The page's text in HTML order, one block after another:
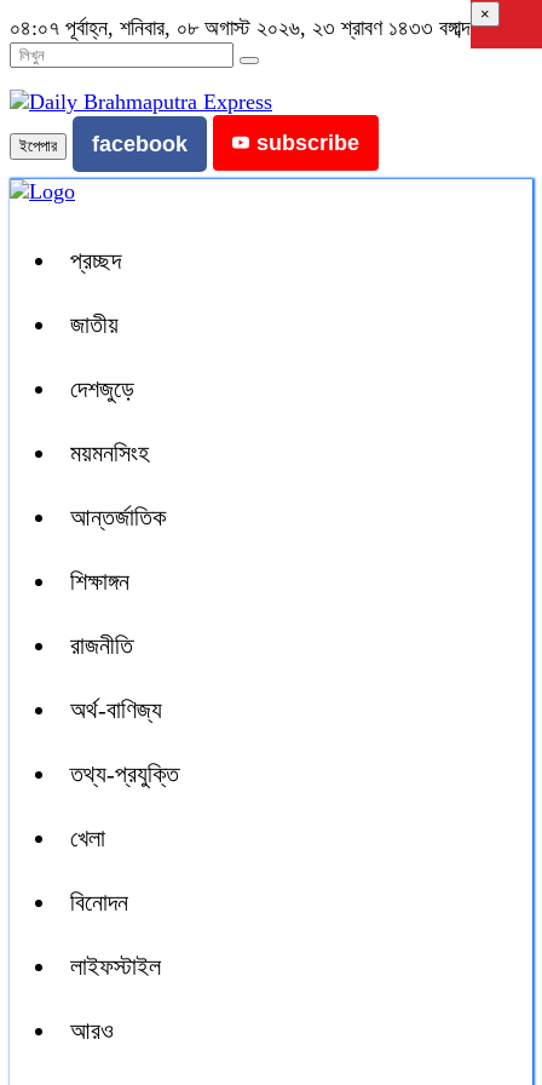
০৪:০৭ পূর্বাহ্ন, শনিবার, ০৮ অগাস্ট ২০২৬, ২৩ শ্রাবণ ১৪৩৩ বঙ্গাব্দ
ইপেপার facebook subscribe
প্রচ্ছদ
জাতীয়
দেশজুড়ে
ময়মনসিংহ
আন্তর্জাতিক
শিক্ষাঙ্গন
রাজনীতি
অর্থ-বাণিজ্য
তথ্য-প্রযুক্তি
খেলা
বিনোদন
লাইফস্টাইল
আরও
×